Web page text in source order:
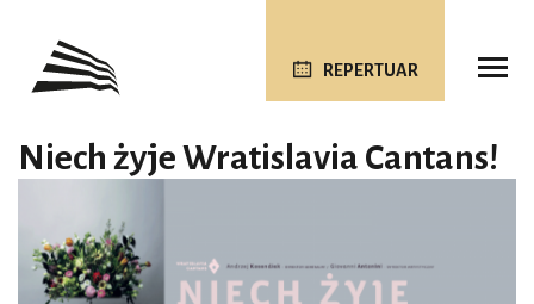
REPERTUAR
Niech żyje Wratislavia Cantans!